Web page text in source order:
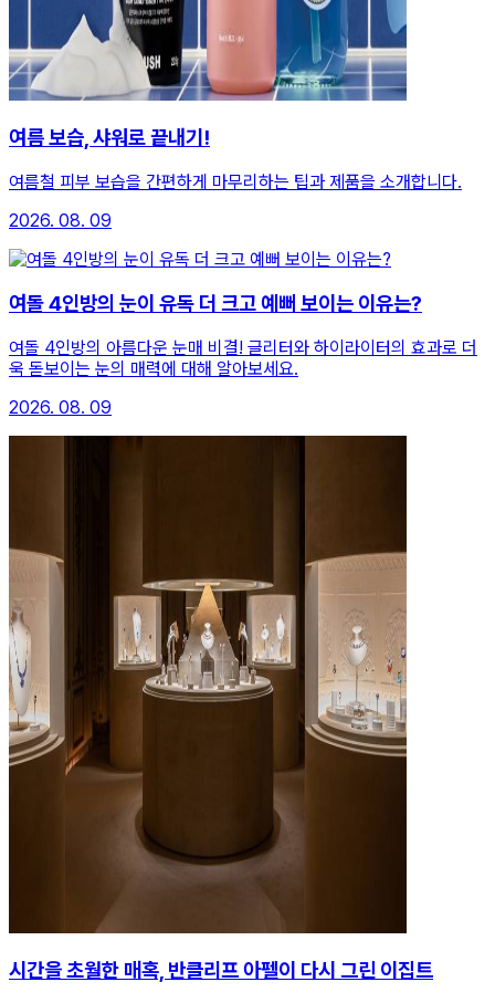
여름 보습, 샤워로 끝내기!
여름철 피부 보습을 간편하게 마무리하는 팁과 제품을 소개합니다.
2026. 08. 09
여돌 4인방의 눈이 유독 더 크고 예뻐 보이는 이유는?
여돌 4인방의 아름다운 눈매 비결! 글리터와 하이라이터의 효과로 더
욱 돋보이는 눈의 매력에 대해 알아보세요.
2026. 08. 09
시간을 초월한 매혹, 반클리프 아펠이 다시 그린 이집트